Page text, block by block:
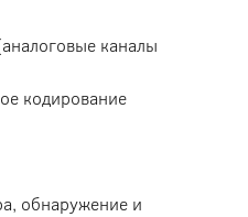
каналы
кодирование
обнаружение и